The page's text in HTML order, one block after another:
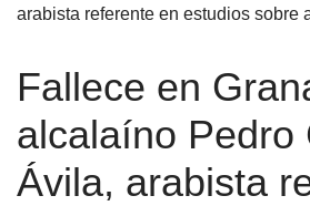
Fallece en
alcalaíno Pedro
Ávila, arabista